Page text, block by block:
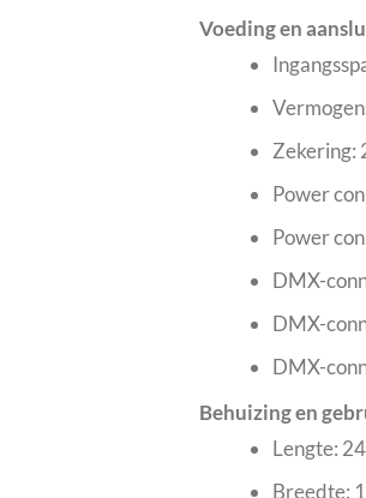
Voeding en
Zekering:
Power
Power
DMX-
DMX-
DMX-
Behuizing en
Lengte:
Breedte: